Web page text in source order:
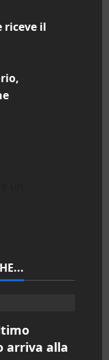
riceve il
arriva alla